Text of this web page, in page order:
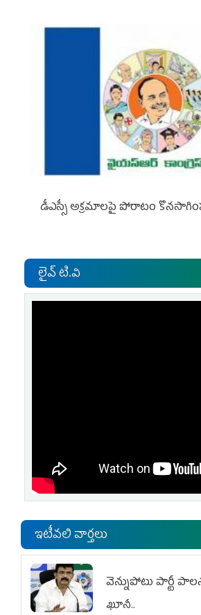
డీఎస్సీ అక్రమాలపై పోరాటం
లైవ్ టి.వి
ఇటీవలి వార్తలు
వెన్నుపోటు పార్టీ
ఖూనీ..